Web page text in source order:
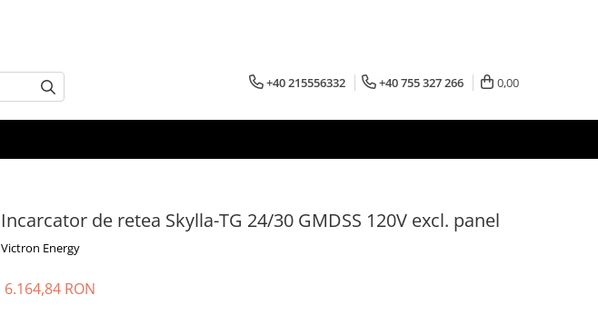
+40 215556332 +40 755 327 266 0,00
Incarcator de retea Skylla-TG 24/30 GMDSS 120V excl. panel
Victron Energy
6.164,84 RON